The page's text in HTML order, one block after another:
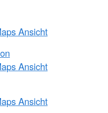
Ansicht
Ansicht
Ansicht